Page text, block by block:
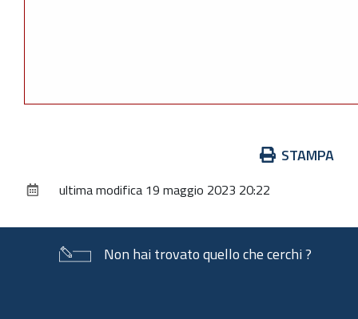
documento
STAMPA
ultima modifica 19 maggio 2023 20:22
Non hai trovato quello che cerchi ?